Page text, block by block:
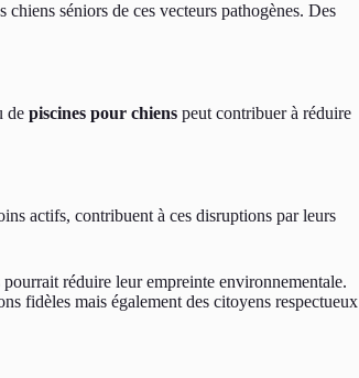
séniors de ces vecteurs pathogènes. Des
de piscines pour chiens peut contribuer à réduire
actifs, contribuent à ces disruptions par leurs
réduire leur empreinte environnementale.
fidèles mais également des citoyens respectueux